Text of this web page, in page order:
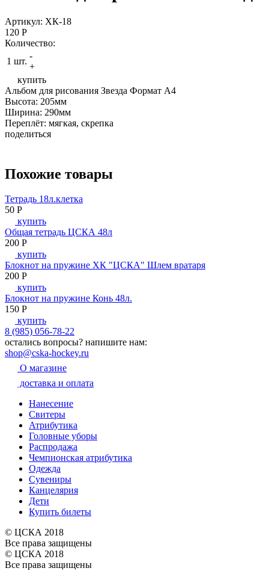
Артикул: ХК-18
120 P
Количество:
1 шт.
-
+
купить
Альбом для рисования Звезда Формат А4
Высота: 205мм
Ширина: 290мм
Переплёт: мягкая, скрепка
поделиться
Похожие товары
Тетрадь 18л.клетка
50 P
купить
Общая тетрадь ЦСКА 48л
200 P
купить
Блокнот на пружине ХК "ЦСКА" Шлем вратаря
200 P
купить
Блокнот на пружине Конь 48л.
150 P
купить
8 (985) 056-78-22
остались вопросы? напишите нам:
shop@cska-hockey.ru
О магазине
доставка и оплата
Нанесение
Свитеры
Атрибутика
Головные уборы
Распродажа
Чемпионская атрибутика
Одежда
Сувениры
Канцелярия
Дети
Купить билеты
© ЦСКА 2018
Все права защищены
© ЦСКА 2018
Все права защищены